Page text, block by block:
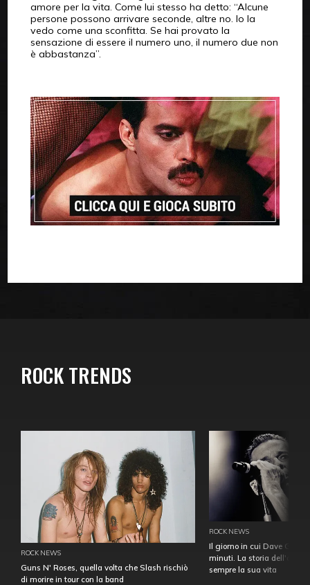
amore per la vita. Come lui stesso ha detto: “Alcune
persone possono arrivare seconde, altre no. Io la
vedo come una sconfitta. Se hai provato la
sensazione di essere il numero uno, il numero due non
è abbastanza”.
ROCK TRENDS
ROCK NEWS
Guns N' Roses, quella volta che Slash rischiò
di morire in tour con la band
ROCK NEWS
Il giorno in cui Dave
minuti. La storia
sempre la sua vita